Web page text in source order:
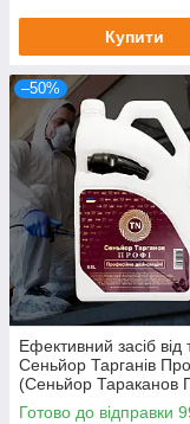
Купити
–50%
Ефективний засіб від
Сеньйор Тарганів
(Сеньйор Тараканов
готовий до
Готово до відправки